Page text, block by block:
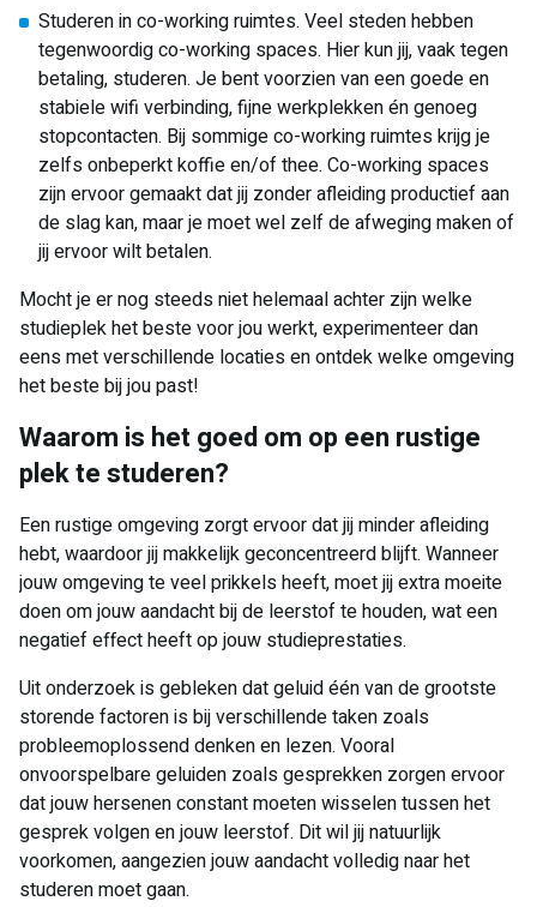
Studeren in co-working ruimtes. Veel steden hebben
tegenwoordig co-working spaces. Hier kun jij, vaak tegen
betaling, studeren. Je bent voorzien van een goede en
stabiele wifi verbinding, fijne werkplekken én genoeg
stopcontacten. Bij sommige co-working ruimtes krijg je
zelfs onbeperkt koffie en/of thee. Co-working spaces
zijn ervoor gemaakt dat jij zonder afleiding productief aan
de slag kan, maar je moet wel zelf de afweging maken of
jij ervoor wilt betalen.
Mocht je er nog steeds niet helemaal achter zijn welke
studieplek het beste voor jou werkt, experimenteer dan
eens met verschillende locaties en ontdek welke omgeving
het beste bij jou past!
Waarom is het goed om op een rustige
plek te studeren?
Een rustige omgeving zorgt ervoor dat jij minder afleiding
hebt, waardoor jij makkelijk geconcentreerd blijft. Wanneer
jouw omgeving te veel prikkels heeft, moet jij extra moeite
doen om jouw aandacht bij de leerstof te houden, wat een
negatief effect heeft op jouw studieprestaties.
Uit onderzoek is gebleken dat geluid één van de grootste
storende factoren is bij verschillende taken zoals
probleemoplossend denken en lezen. Vooral
onvoorspelbare geluiden zoals gesprekken zorgen ervoor
dat jouw hersenen constant moeten wisselen tussen het
gesprek volgen en jouw leerstof. Dit wil jij natuurlijk
voorkomen, aangezien jouw aandacht volledig naar het
studeren moet gaan.